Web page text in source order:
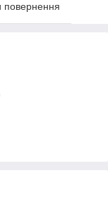
повернення